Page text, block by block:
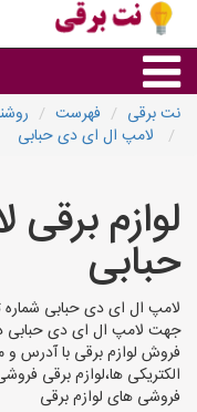
نت برقی فهرست
لامپ ال ای دی حبابی
لوازم
حبابی
لامپ ال ای دی حبابی شماره
جهت لامپ ال ای دی حبابی
فروش لوازم برقی با آدرس
الکتریکی ها،لوازم برقی
فروشی های لوازم برقی